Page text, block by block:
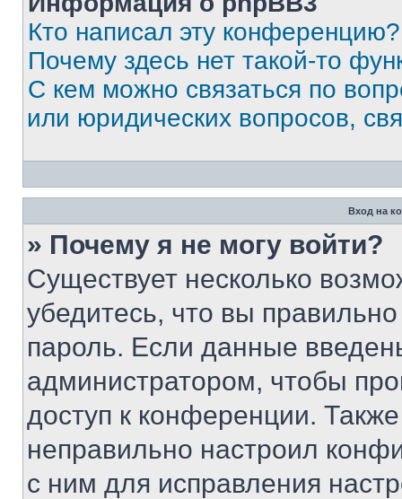
Кто написал эту конференцию?
Почему здесь нет такой-то
С кем можно связаться по
или юридических вопросов,
Вход на
» Почему я не могу войти?
Существует несколько
убедитесь, что вы
пароль. Если данные
администратором, чтобы
доступ к конференции.
неправильно настроил
с ним для исправления